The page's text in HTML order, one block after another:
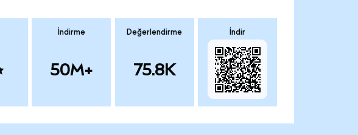
İndirme
50M+
Değerlendirme
75.8K
İndir